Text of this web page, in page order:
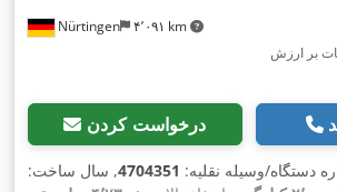
Nürtingen ۴٬۰۹۱ km
بر ارزش
درخواست کردن
دستگاه/وسیله نقلیه: 4704351, سال ساخت: